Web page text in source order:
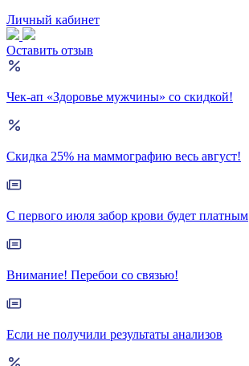
Личный кабинет
Оставить отзыв
Чек-ап «Здоровье мужчины» со скидкой!
Скидка 25% на маммографию весь август!
С первого июля забор крови будет платным
Внимание! Перебои со связью!
Если не получили результаты анализов